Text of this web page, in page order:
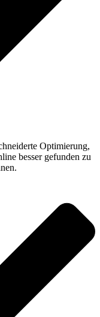
Optimierung,
besser gefunden zu